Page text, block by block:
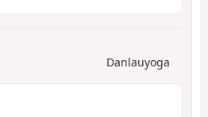
Danlauyoga